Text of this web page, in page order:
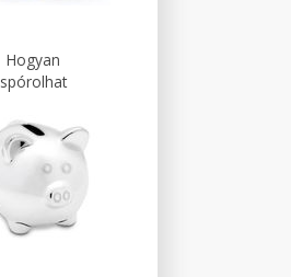
Hogyan
spórolhat